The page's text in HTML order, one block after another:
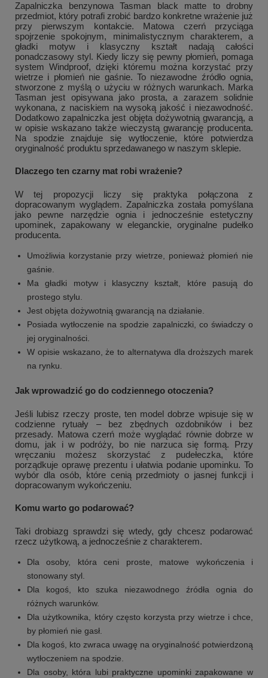
Zapalniczka benzynowa Tasman black matte to drobny
przedmiot, który potrafi zrobić bardzo konkretne wrażenie już
przy pierwszym kontakcie. Matowa czerń przyciąga
spojrzenie spokojnym, minimalistycznym charakterem, a
gładki motyw i klasyczny kształt nadają całości
ponadczasowy styl. Kiedy liczy się pewny płomień, pomaga
system Windproof, dzięki któremu można korzystać przy
wietrze i płomień nie gaśnie. To niezawodne źródło ognia,
stworzone z myślą o użyciu w różnych warunkach. Marka
Tasman jest opisywana jako prosta, a zarazem solidnie
wykonana, z naciskiem na wysoką jakość i niezawodność.
Dodatkowo zapalniczka jest objęta dożywotnią gwarancją, a
w opisie wskazano także wieczystą gwarancję producenta.
Na spodzie znajduje się wytłoczenie, które potwierdza
oryginalność produktu sprzedawanego w naszym sklepie.
Dlaczego ten czarny mat robi wrażenie?
W tej propozycji liczy się praktyka połączona z
dopracowanym wyglądem. Zapalniczka została pomyślana
jako pewne narzędzie ognia i jednocześnie estetyczny
upominek, zapakowany w eleganckie, oryginalne pudełko
producenta.
Umożliwia korzystanie przy wietrze, ponieważ płomień nie
gaśnie.
Ma gładki motyw i klasyczny kształt, które pasują do
prostego stylu.
Jest objęta dożywotnią gwarancją na działanie.
Posiada wytłoczenie na spodzie zapalniczki, co świadczy o
jej oryginalności.
W opisie wskazano, że to alternatywa dla droższych marek
na rynku.
Jak wprowadzić go do codziennego otoczenia?
Jeśli lubisz rzeczy proste, ten model dobrze wpisuje się w
codzienne rytuały – bez zbędnych ozdobników i bez
przesady. Matowa czerń może wyglądać równie dobrze w
domu, jak i w podróży, bo nie narzuca się formą. Przy
wręczaniu możesz skorzystać z pudełeczka, które
porządkuje oprawę prezentu i ułatwia podanie upominku. To
wybór dla osób, które cenią przedmioty o jasnej funkcji i
dopracowanym wykończeniu.
Komu warto go podarować?
Taki drobiazg sprawdzi się wtedy, gdy chcesz podarować
rzecz użytkową, a jednocześnie z charakterem.
Dla osoby, która ceni proste, matowe wykończenia i
stonowany styl.
Dla kogoś, kto szuka niezawodnego źródła ognia do
różnych warunków.
Dla użytkownika, który często korzysta przy wietrze i chce,
by płomień nie gasł.
Dla kogoś, kto zwraca uwagę na oryginalność potwierdzoną
wytłoczeniem na spodzie.
Dla osoby, która lubi praktyczne upominki zapakowane w